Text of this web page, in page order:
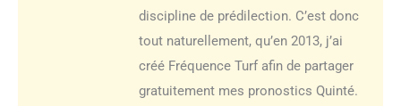
discipline de prédilection. C’est donc
tout naturellement, qu’en 2013, j’ai
créé Fréquence Turf afin de partager
gratuitement mes pronostics Quinté.